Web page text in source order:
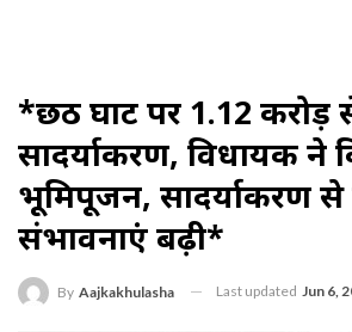
*छठ घाट पर 1.12 करोड़
सौंदर्याकरण, विधायक ने
भूमिपूजन, सौंदर्याकरण से
संभावनाएं बढ़ी*
By Aajkakhulasha Last updated Jun 6,